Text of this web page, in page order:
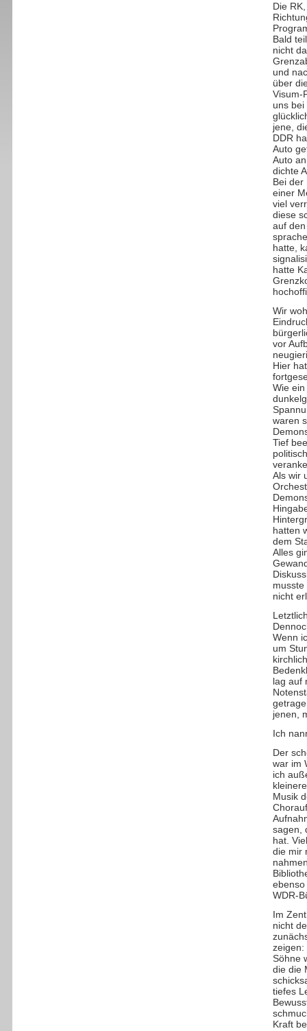
Die
Bald
nicht
und
über
Visum-
uns
jene,
DDR
Auto
Auto
dichte
Bei der
einer
viel
diese
auf
hatte,
hatte
Wir
vor
Hier
Wie
waren
Tief
Als wir
hatten
dem
Alles
nicht
Wenn
um
lag auf
jenen,
Ich
Der
war im
ich
Musik
sagen,
hat.
die mir
WDR-
Im
nicht
zeigen:
Söhne
die die
tiefes
Kraft